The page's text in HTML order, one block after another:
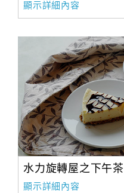
顯示詳細內容
水力旋轉屋之下午茶
顯示詳細內容